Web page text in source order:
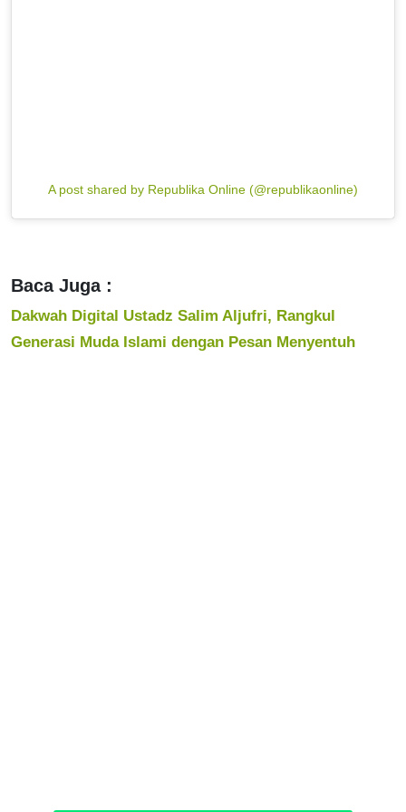
A post shared by Republika Online (@republikaonline)
Baca Juga :
Dakwah Digital Ustadz Salim Aljufri, Rangkul
Generasi Muda Islami dengan Pesan Menyentuh